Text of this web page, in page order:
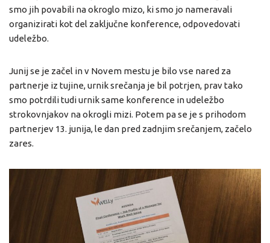
smo jih povabili na okroglo mizo, ki smo jo nameravali
organizirati kot del zaključne konference, odpovedovati
udeležbo.
Junij se je začel in v Novem mestu je bilo vse nared za
partnerje iz tujine, urnik srečanja je bil potrjen, prav tako
smo potrdili tudi urnik same konference in udeležbo
strokovnjakov na okrogli mizi. Potem pa se je s prihodom
partnerjev 13. junija, le dan pred zadnjim srečanjem, začelo
zares.